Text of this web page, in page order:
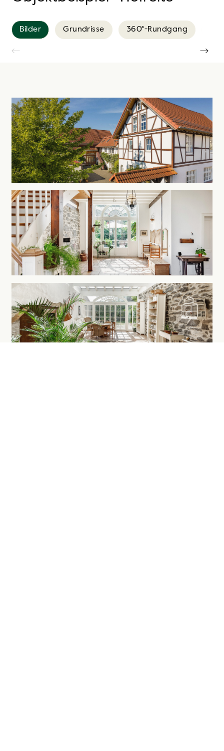
Bilder Grundrisse 360°-Rundgang